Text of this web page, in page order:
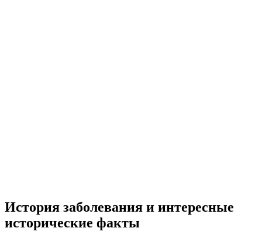
История заболевания и интересные
исторические факты